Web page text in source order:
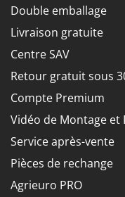
Râteaux pour
Remplisseuses
Robots
Robots
Rogneuses de
Rouleaux pour
S
Scies à os
Scies à Ruban
Henx
HiKOKI
Honda
I
Idromatic
Il-Tec
Imperia
Infaco
Intec
Double emballage
Livraison gratuite
Centre SAV
Retour gratuit sous
Compte Premium
Vidéo de Montage
Service après-vente
Pièces de rechange
Agrieuro PRO